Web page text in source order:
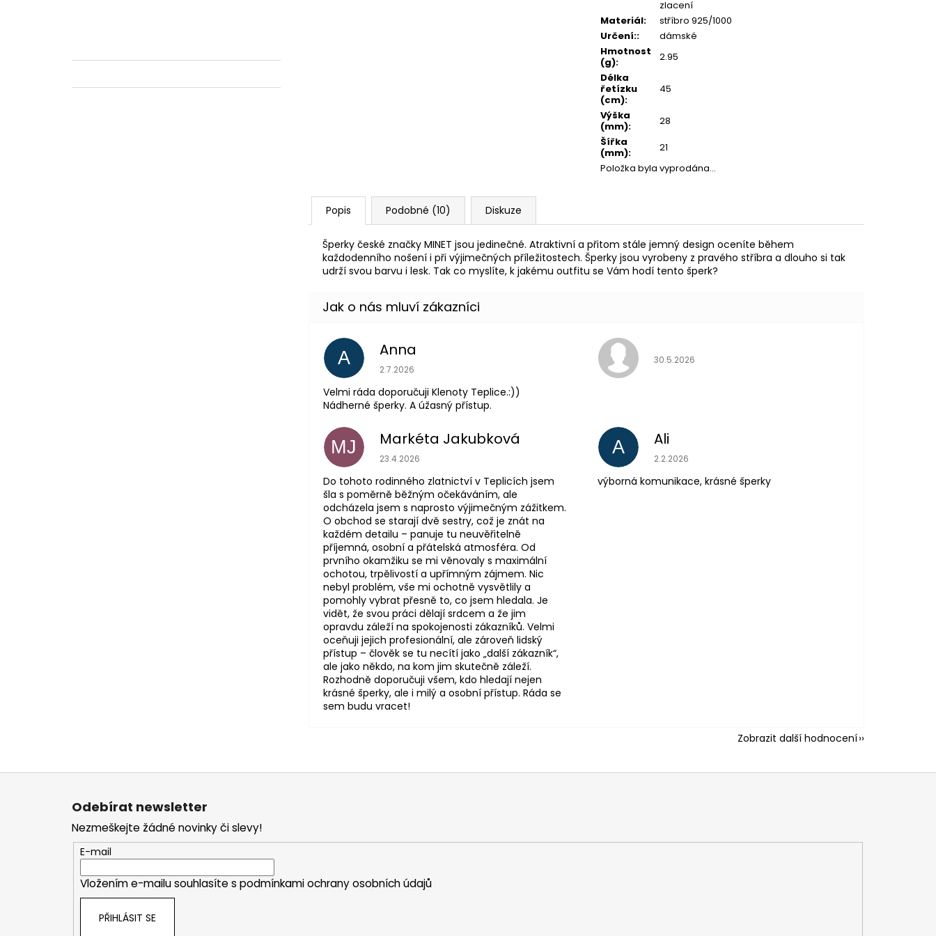
zlacení
Materiál:
stříbro 925/1000
Určení::
dámské
Hmotnost
(g):
2.95
Délka
řetízku
(cm):
45
Výška
(mm):
28
Šířka
(mm):
21
Položka byla vyprodána…
Popis Podobné (10) Diskuze
Šperky české značky MINET jsou jedinečné. Atraktivní a přitom stále jemný design oceníte během
každodenního nošení i při výjimečných příležitostech. Šperky jsou vyrobeny z pravého stříbra a dlouho si tak
udrží svou barvu i lesk. Tak co myslíte, k jakému outfitu se Vám hodí tento šperk?
A Anna
Hodnocení obchodu je 5 z 5 hvězdiček.
2.7.2026
Velmi ráda doporučuji Klenoty Teplice.:))
Nádherné šperky. A úžasný přístup.
Hodnocení obchodu je 5 z 5 hvězdiček.
30.5.2026
MJ Markéta Jakubková
Hodnocení obchodu je 5 z 5 hvězdiček.
23.4.2026
Do tohoto rodinného zlatnictví v Teplicích jsem
šla s poměrně běžným očekáváním, ale
odcházela jsem s naprosto výjimečným zážitkem.
O obchod se starají dvě sestry, což je znát na
každém detailu – panuje tu neuvěřitelně
příjemná, osobní a přátelská atmosféra. Od
prvního okamžiku se mi věnovaly s maximální
ochotou, trpělivostí a upřímným zájmem. Nic
nebyl problém, vše mi ochotně vysvětlily a
pomohly vybrat přesně to, co jsem hledala. Je
vidět, že svou práci dělají srdcem a že jim
opravdu záleží na spokojenosti zákazníků. Velmi
oceňuji jejich profesionální, ale zároveň lidský
přístup – člověk se tu necítí jako „další zákazník“,
ale jako někdo, na kom jim skutečně záleží.
Rozhodně doporučuji všem, kdo hledají nejen
krásné šperky, ale i milý a osobní přístup. Ráda se
sem budu vracet!
A Ali
Hodnocení obchodu je 5 z 5 hvězdiček.
2.2.2026
výborná komunikace, krásné šperky
Zobrazit další hodnocení
Z
Odebírat newsletter
Nezmeškejte žádné novinky či slevy!
E-mail
Vložením e-mailu souhlasíte s podmínkami ochrany osobních údajů
PŘIHLÁSIT SE